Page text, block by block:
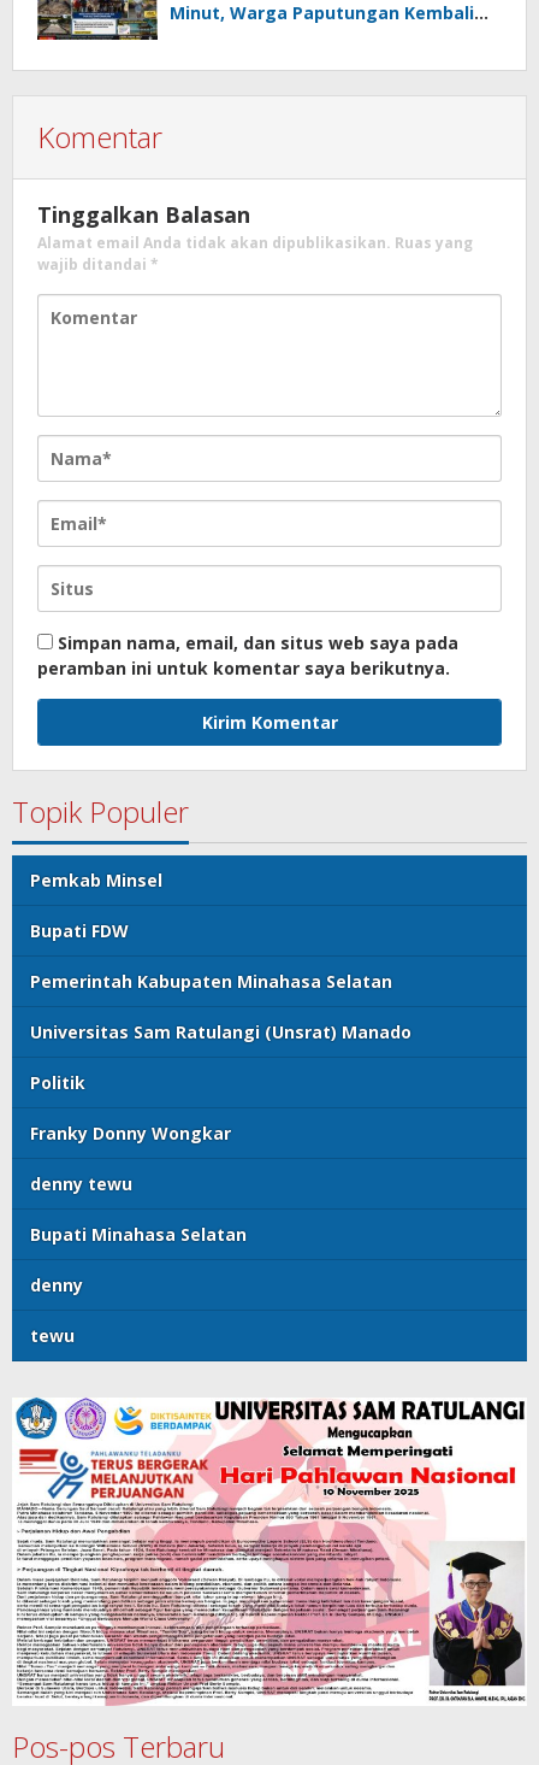
Minut, Warga Paputungan Kembali
Komentar
Tinggalkan Balasan
Alamat email Anda tidak akan dipublikasikan. Ruas yang
wajib ditandai *
Simpan nama, email, dan situs web saya pada
peramban ini untuk komentar saya berikutnya.
Topik Populer
Pemkab Minsel
Bupati FDW
Pemerintah Kabupaten Minahasa Selatan
Universitas Sam Ratulangi (Unsrat) Manado
Politik
Franky Donny Wongkar
denny tewu
Bupati Minahasa Selatan
denny
tewu
Pos-pos Terbaru